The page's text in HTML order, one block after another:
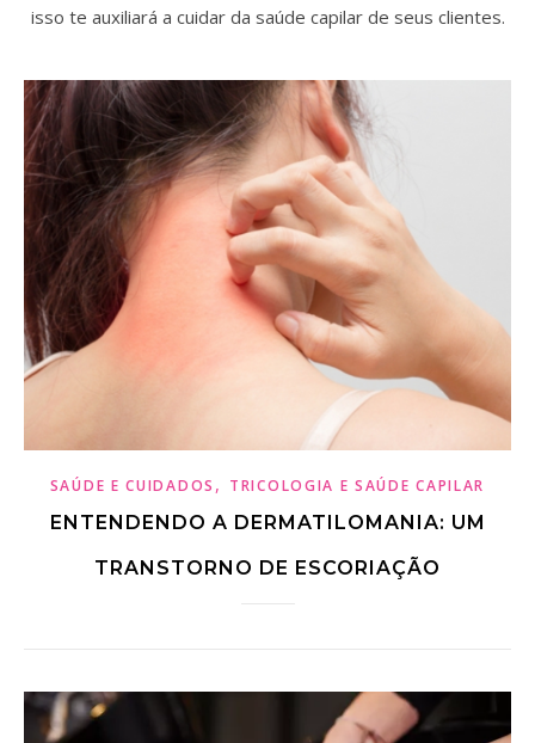
isso te auxiliará a cuidar da saúde capilar de seus clientes.
SAÚDE E CUIDADOS , TRICOLOGIA E SAÚDE CAPILAR
ENTENDENDO A DERMATILOMANIA: UM
TRANSTORNO DE ESCORIAÇÃO